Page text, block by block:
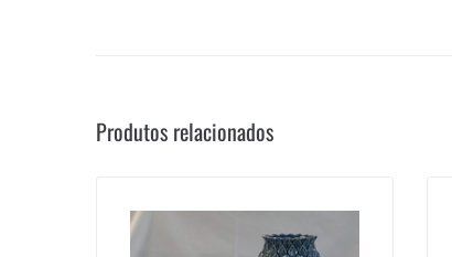
Produtos relacionados